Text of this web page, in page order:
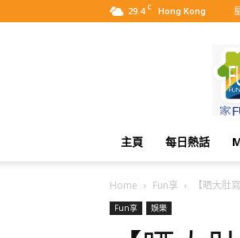
29.4 C Hong Kong
主頁 每日熱話
Home Fun享 【晒大肚
Fun享 娛樂